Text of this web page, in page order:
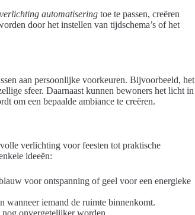
verlichting automatisering toe te passen, creëren
door het instellen van tijdschema’s of het
aan persoonlijke voorkeuren. Bijvoorbeeld, het
sfeer. Daarnaast kunnen bewoners het licht in
om een bepaalde ambiance te creëren.
verlichting voor feesten tot praktische
ideeën:
voor ontspanning of geel voor een energieke
wanneer iemand de ruimte binnenkomt.